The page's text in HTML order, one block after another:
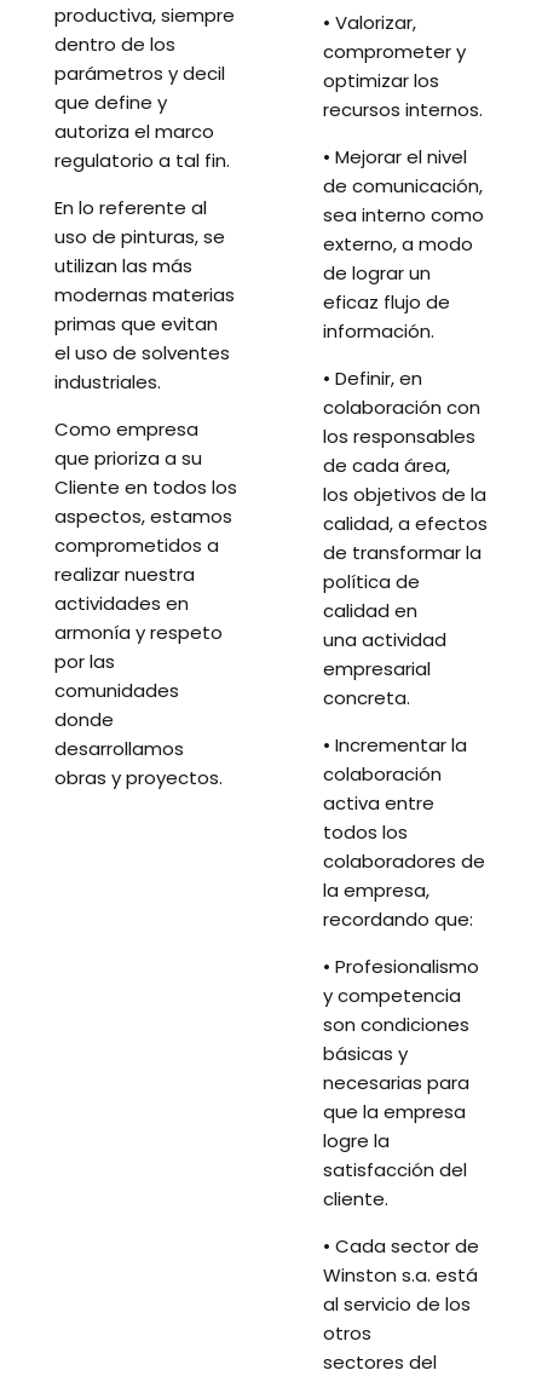
productiva, siempre
dentro de los
parámetros y decil
que define y
autoriza el marco
regulatorio a tal fin.
En lo referente al
uso de pinturas, se
utilizan las más
modernas materias
primas que evitan
el uso de solventes
industriales.
Como empresa
que prioriza a su
Cliente en todos los
aspectos, estamos
comprometidos a
realizar nuestra
actividades en
armonía y respeto
por las
comunidades
donde
desarrollamos
obras y proyectos.
• Valorizar,
comprometer y
optimizar los
recursos internos.
• Mejorar el nivel
de comunicación,
sea interno como
externo, a modo
de lograr un
eficaz flujo de
información.
• Definir, en
colaboración con
los responsables
de cada área,
los objetivos de la
calidad, a efectos
de transformar la
política de
calidad en
una actividad
empresarial
concreta.
• Incrementar la
colaboración
activa entre
todos los
colaboradores de
la empresa,
recordando que:
• Profesionalismo
y competencia
son condiciones
básicas y
necesarias para
que la empresa
logre la
satisfacción del
cliente.
• Cada sector de
Winston s.a. está
al servicio de los
otros
sectores del